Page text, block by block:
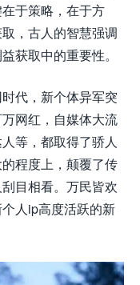
于策略，在于方
，古人的智慧强调
获取中的重要性。
代，新个体异军突
网红，自媒体大流
等，都取得了骄人
程度上，颠覆了传
目相看。万民皆欢
人ip高度活跃的新